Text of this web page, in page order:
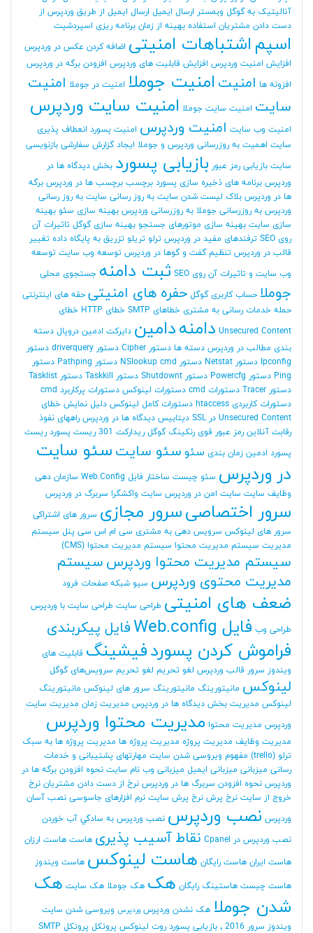
آنالیتیک به گوگل وبمستر ارسال ایمیل ارسال ایمیل از طریق وردپرس از
دست دادن مشتریان استفاده بهینه از زمان برنامه ریزی اسپردشیت
اسپم اشتباهات امنیتی اضافه کردن عکس در وردپرس
افزایش امنیت وردپرس افزایش قابلیت های وردپرس افزودن برگه در وردپرس
افزونه ها امنیت امنیت جوملا امنیت در جوملا امنیت
سایت امنیت سایت جوملا امنیت سایت وردپرس
امنیت وب سایت امنیت وردپرس امنیت پسورد انعطاف پذیری
سایت اهمیت به روزرسانی وردپرس و جوملا ایجاد گزارش سفارشی بازنویسی
سایت بازیابی رمز عبور بازیابی پسورد بخش دیدگاه ها در
وردپرس برنامه های ذخیره سازی پسورد برچسب برچسب ها در وردپرس برگه
ها در وردپرس بلاک لیست شدن سایت به روز رسانی سایت به روز رسانی
وردپرس به روزرسانی جوملا به روزرسانی وردپرس بهینه سازی سئو بهینه
سازی سایت بهینه سازی موتورهای جستجو بهینه سازی گوگل تاثیرات آن
روی SEO
ترفندهای مفید در وردپرس ترلو تریلو تزریق به پایگاه داده تغییر
قالب در وردپرس تنظیم گفت و گوها در وردپرس توسعه وب سایت توسعه
وب سایت و تاثیرات آن روی SEO
ثبت دامنه جستجوی محلی
جوملا حساب کاربری گوگل حفره های امنیتی حقه های اینترنتی
حمله خدمات رسانی به مشتری خطاهای SMTP خطای HTTP
خطای
Unsecured Content دامنهدامین دایرکت ادمین دروپال دسته
بندی مطالب در وردپرس دسته ها دستور Cipher دستور driverquery
دستور
Ipconfig دستور Netstat دستور NSlookup cmd دستور Pathping
دستور
Ping دستور Powercfg دستور Shutdownt دستور Taskkill
دستور Tasklist
دستور Tracer
دستورات cmd دستورات لینوکس دستورات پرکاربرد cmd
دستورات کاربردی htaccess
دستورات کامل لینوکس دلیل نمایش خطای
Unsecured Content در SSL
دیتابیس دیدگاه ها در وردپرس راههای نفوذ
رقابت آنلاین رمز عبور قوی رنکینگ گوگل ریدارکت 301 ریست پسورد ریست
پسورد ادمین زمان بندی سئو سئو سایت سئو سایت
در وردپرس سئو چیست ساختار فایل Web.Config
سازمان دهی
وظایف سایت سایت امن در وردپرس سایت واکشگرا سربرگ در وردپرس
سرور اختصاصیسرور مجازی سرور های اشتراکی
سرور های لینوکس سرویس دهی به مشتری سی ام اس سی پنل سیستم
مدیریت سیستم مدیریت محتوا سیستم مدیریت محتوا (CMS)
سیستم مدیریت محتوا وردپرس سیستم
مدیریت محتوی وردپرس سیو شبکه صفحات فرود
ضعف های امنیتی طراحی سایت طراحی سایت با وردپرس
طراحی وب فایل Web.config فایل پیکربندی
فراموش کردن پسوردفیشینگ قابلیت های
ویندوز سرور قالب وردپرس لغو تحریم لغو تحریم سرویس‌های گوگل
لینوکس مانیتورینگ مانیتورینگ سرور های لینوکس مانیتورینگ
لینوکس مدیریت بخش دیدگاه ها در وردپرس مدیریت زمان مدیریت سایت
وردپرس مدیریت محتوا مدیریت محتوا وردپرس
مدیریت وظایف مدیریت پروژه مدیریت پروژه ها مدیریت پروژه ها به سبک
ترلو (trello)
مفهوم ویروسی شدن سایت مهارتهای پشتیبانی و خدمات
رسانی میزبانی میزبانی ایمیل میزبانی وب نام سایت نحوه افزودن برگه ها در
وردپرس نحوه افزودن سربرگ ها در وردپرس نرخ از دست دادن مشتریان نرخ
خروج از سایت نرخ پرش نرخ پرش سایت نرم افزارهای جاسوسی نصب آسان
وردپرس نصب وردپرس نصب وردپرس به سادگي آب خوردن
نصب وردپرس در Cpanel
نقاط آسیب پذیری هاست هاست ارزان
هاست ایران هاست رایگان هاست لینوکس هاست ویندوز
هاست چیست هاستینگ رایگان هک هک جوملا هک سایت هک
شدن جوملا هک نشدن وردپرس وردپرس ویروسی شدن سایت
ویندوز سرور 2016
٬ بازیابی پسورد روت لینوکس پروتکل پروتکل SMTP